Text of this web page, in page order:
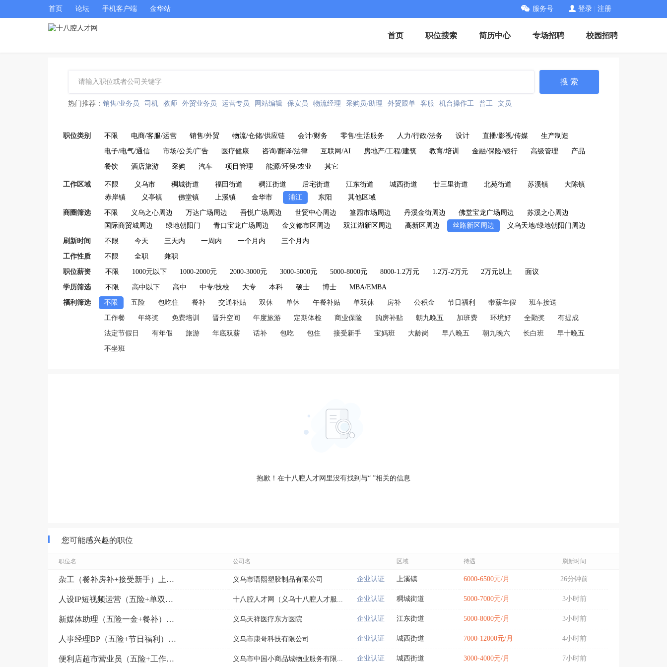
首页 论坛 手机客户端 金华站 服务号 登录 注册
首页 职位搜索 简历中心 专场招聘 校园招聘
搜 索
热门推荐： 销售/业务员 司机 教师 外贸业务员 运营专员 网站编辑 保安员 物流经理 采购员/助理 外贸跟单 客服 机台操作工 普工 文员
职位类别 不限 电商/客服/运营 销售/外贸 物流/仓储/供应链 会计/财务 零售/生活服务 人力/行政/法务 设计 直播/影视/传媒 生产制造
电子/电气/通信 市场/公关/广告 医疗健康 咨询/翻译/法律 互联网/AI 房地产/工程/建筑 教育/培训 金融/保险/银行 高级管理 产品
餐饮 酒店旅游 采购 汽车 项目管理 能源/环保/农业 其它
工作区域 不限 义乌市 稠城街道 福田街道 稠江街道 后宅街道 江东街道 城西街道 廿三里街道 北苑街道 苏溪镇
大陈镇
赤岸镇
义亭镇 佛堂镇 上溪镇 金华市 浦江 东阳 其他区域
商圈筛选 不限 义乌之心周边 万达广场周边 吾悦广场周边 世贸中心周边 篁园市场周边 丹溪金街周边 佛堂宝龙广场周边
苏溪之心周边
国际商贸城周边
绿地朝阳门 青口宝龙广场周边 金义都市区周边 双江湖新区周边 高新区周边 丝路新区周边 义乌天地/绿地朝阳门周边
刷新时间 不限 今天 三天内 一周内 一个月内 三个月内
工作性质 不限 全职 兼职
职位薪资 不限 1000元以下 1000-2000元 2000-3000元 3000-5000元 5000-8000元 8000-1.2万元 1.2万-2万元 2万元以上 面议
学历筛选 不限 高中以下 高中 中专/技校 大专 本科 硕士 博士 MBA/EMBA
福利筛选 不限 五险 包吃住 餐补 交通补贴 双休 单休 午餐补贴 单双休 房补 公积金 节日福利 带薪年假 班车接送
工作餐 年终奖 免费培训 晋升空间 年度旅游 定期体检 商业保险 购房补贴 朝九晚五 加班费 环境好 全勤奖 有提成
法定节假日 有年假 旅游 年底双薪 话补 包吃 包住 接受新手 宝妈班 大龄岗 早八晚五 朝九晚六 长白班 早十晚五
不坐班
抱歉！在十八腔人才网里没有找到与“ ”相关的信息
您可能感兴趣的职位
职位名 公司名 区域 待遇 刷新时间
杂工（餐补房补+接受新手）上溪） 义乌市语熙塑胶制品有限公司 企业认证 上溪镇 6000-6500元/月 26分钟前
人设IP短视频运营（五险+单双休）稠城 十八腔人才网（义乌十八腔人才服... 企业认证 稠城街道 5000-7000元/月 3小时前
新媒体助理（五险一金+餐补）江东 义乌天祥医疗东方医院 企业认证 江东街道 5000-8000元/月 3小时前
人事经理BP（五险+节日福利）城西 义乌市康哥科技有限公司 企业认证 城西街道 7000-12000元/月 4小时前
便利店超市营业员（五险+工作餐）城西 义乌市中国小商品城物业服务有限... 企业认证 城西街道 3000-4000元/月 7小时前